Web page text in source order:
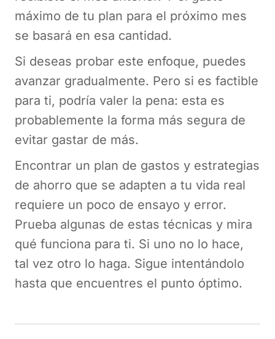
máximo de tu plan para el próximo mes
se basará en esa cantidad.
Si deseas probar este enfoque, puedes
avanzar gradualmente. Pero si es factible
para ti, podría valer la pena: esta es
probablemente la forma más segura de
evitar gastar de más.
Encontrar un plan de gastos y estrategias
de ahorro que se adapten a tu vida real
requiere un poco de ensayo y error.
Prueba algunas de estas técnicas y mira
qué funciona para ti. Si uno no lo hace,
tal vez otro lo haga. Sigue intentándolo
hasta que encuentres el punto óptimo.